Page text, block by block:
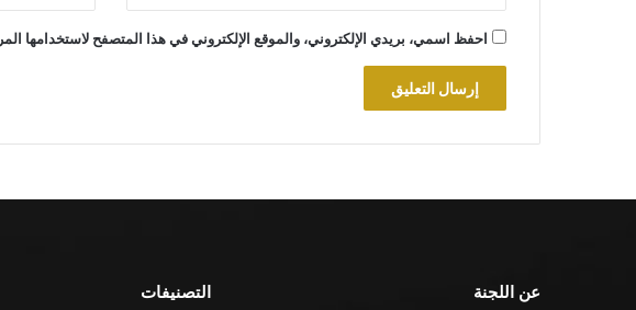
احفظ اسمي، بريدي الإلكتروني، والموقع الإلكتروني في هذا المتصفح لاستخدامها
عن اللجنة التصنيفات